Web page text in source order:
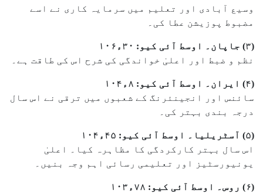
وسیع آبادی اور تعلیم میں سرمایہ کاری نے اسے
مضبوط پوزیشن عطا کی۔
(۳) جاپان۔ اوسط آئی کیو: ۳۰ء۱۰۶
نظم و ضبط اور اعلیٰ خواندگی کی شرح اس کی طاقت ہے۔
(۴) ایران۔ اوسط آئی کیو: ۸ء۱۰۴
سائنس اور انجینئرنگ کے شعبوں میں ترقی نے اس سال
درجہ بندی بہتر کی۔
(۵) آسٹریلیا۔ اوسط آئی کیو: ۴۵ء۱۰۴
اس سال بہتر کارکردگی کا مظاہرہ کیا۔ اعلیٰ
یونیورسٹیز اور تعلیمی رسائی اہم وجہ بنیں۔
(۶) روس۔ اوسط آئی کیو: ۷۸ء۱۰۳